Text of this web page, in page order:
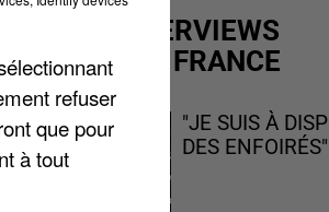
LES INTERVIEWS
CHANTE FRANCE
"JE SUIS À
DES ENFOIRÉS"
refuser
que pour
à tout